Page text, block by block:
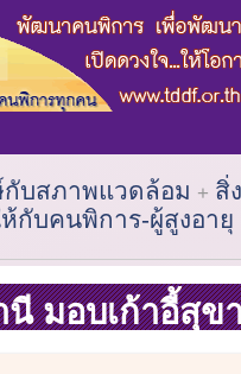
กับสภาพแวดล้อม สิ่
กับคนพิการ-ผู้สูงอายุ
มอบเก้าอี้สุข